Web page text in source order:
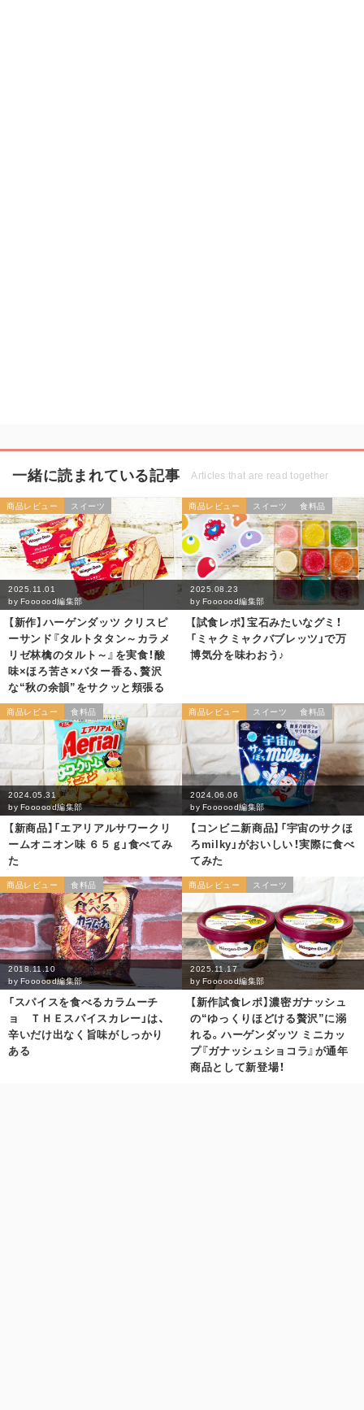
一緒に読まれている記事 Articles that are read together
商品レビュー スイーツ
2025.11.01
by Foooood編集部
【新作】ハーゲンダッツ クリスピ
ーサンド『タルトタタン～カラメ
リゼ林檎のタルト～』を実食！酸
味×ほろ苦さ×バター香る、贅沢
な“秋の余韻”をサクッと頬張る
商品レビュー スイーツ 食料品
2025.08.23
by Foooood編集部
【試食レポ】宝石みたいなグミ！
「ミャクミャクバブレッツ」で万
博気分を味わおう♪
商品レビュー 食料品
2024.05.31
by Foooood編集部
【新商品】「エアリアルサワークリ
ームオニオン味 ６５ｇ」食べてみ
た
商品レビュー スイーツ 食料品
2024.06.06
by Foooood編集部
【コンビニ新商品】「宇宙のサクほ
ろmilky」がおいしい！実際に食べ
てみた
商品レビュー 食料品
2018.11.10
by Foooood編集部
「スパイスを食べるカラムーチ
ョ ＴＨＥスパイスカレー」は、
辛いだけ出なく旨味がしっかり
ある
商品レビュー スイーツ
2025.11.17
by Foooood編集部
【新作試食レポ】濃密ガナッシュ
の“ゆっくりほどける贅沢”に溺
れる。ハーゲンダッツ ミニカッ
プ『ガナッシュショコラ』が通年
商品として新登場！